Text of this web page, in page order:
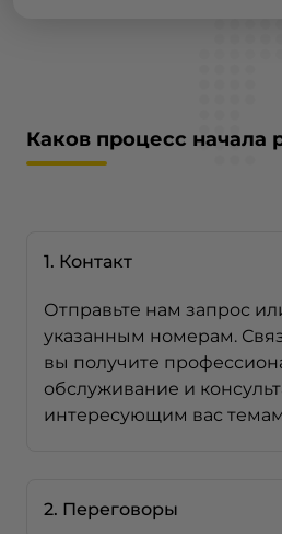
Каков процесс начала
1. Контакт
Отправьте нам запрос
указанным номерам.
вы получите
обслуживание и
интересующим вас
2. Переговоры